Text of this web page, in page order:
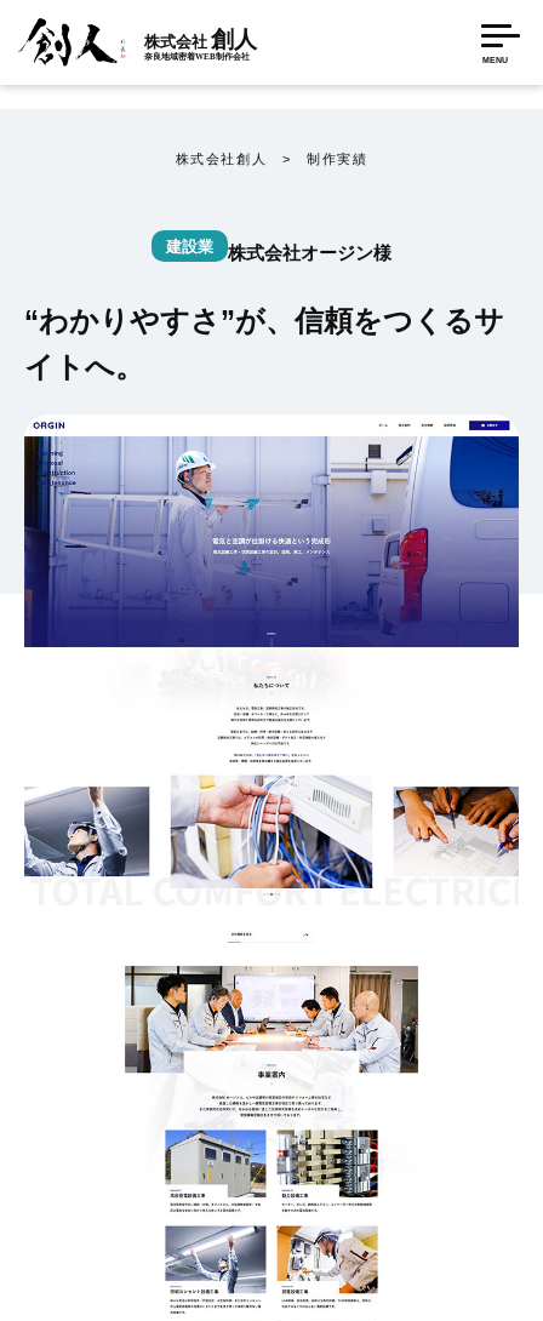
株式会社 創人
奈良地域密着WEB制作会社 MENU
株式会社創人 > 制作実績
建設業 株式会社オージン様
“わかりやすさ”が、信頼をつくるサ
イトへ。